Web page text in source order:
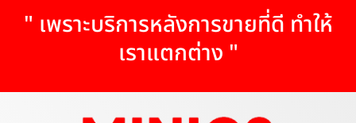
" เพราะบริการหลังการขายที่ดี ทำให้
เราแตกต่าง "